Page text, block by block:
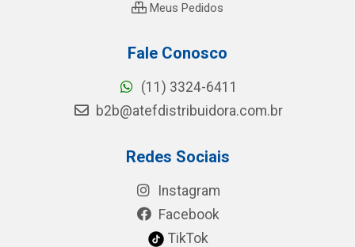
Meus Pedidos
Fale Conosco
(11) 3324-6411
b2b@atefdistribuidora.com.br
Redes Sociais
Instagram
Facebook
TikTok